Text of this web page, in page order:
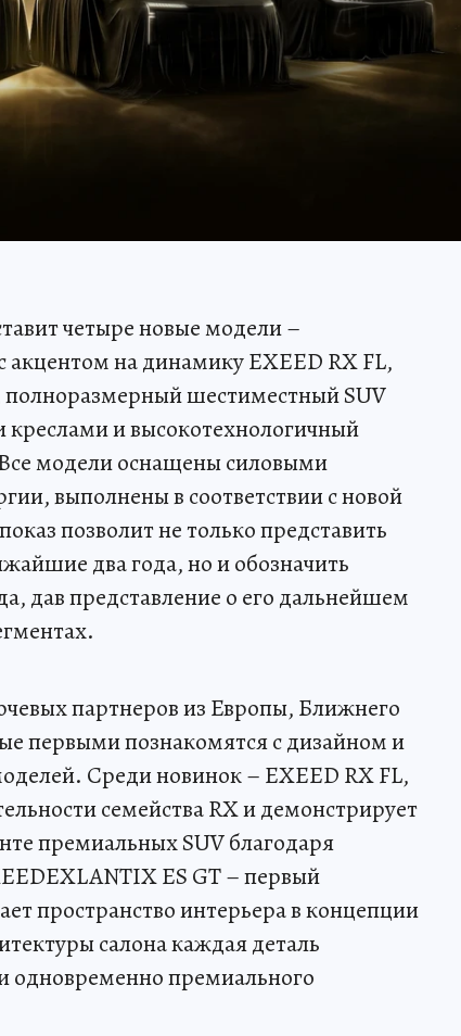
четыре новые модели –
акцентом на динамику EXEED RX FL,
шестиместный SUV
и высокотехнологичный
модели оснащены силовыми
выполнены в соответствии с новой
позволит не только представить
два года, но и обозначить
дав представление о его дальнейшем
партнеров из Европы, Ближнего
первыми познакомятся с дизайном и
Среди новинок – EXEED RX FL,
семейства RX и демонстрирует
премиальных SUV благодаря
ES GT – первый
пространство интерьера в концепции
салона каждая деталь
одновременно премиального